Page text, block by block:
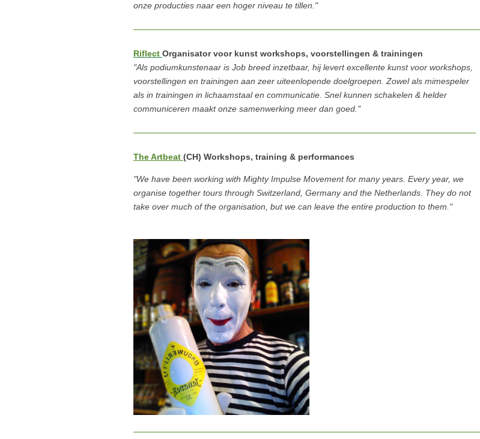
onze producties naar een hoger niveau te tillen."
Riflect Organisator voor kunst workshops, voorstellingen & trainingen
"Als podiumkunstenaar is Job breed inzetbaar, hij levert excellente kunst voor workshops,
voorstellingen en trainingen aan zeer uiteenlopende doelgroepen. Zowel als mimespeler
als in trainingen in lichaamstaal en communicatie. Snel kunnen schakelen & helder
communiceren maakt onze samenwerking meer dan goed."
The Artbeat (CH) Workshops, training & performances
"We have been working with Mighty Impulse Movement for many years. Every year, we
organise together tours through Switzerland, Germany and the Netherlands. They do not
take over much of the organisation, but we can leave the entire production to them."